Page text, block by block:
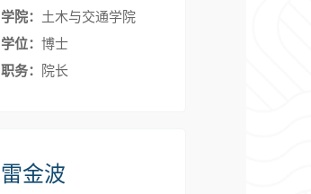
学院： 土木与交通学院
学位： 博士
职务： 院长
雷金波